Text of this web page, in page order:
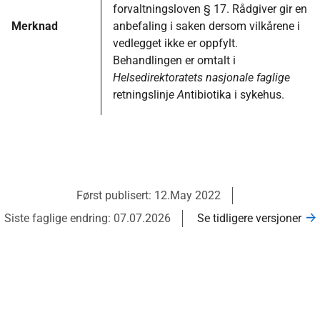
Merknad
forvaltningsloven § 17. Rådgiver gir en
anbefaling i saken dersom vilkårene i
vedlegget ikke er oppfylt.
Behandlingen er omtalt i
Helsedirektoratets nasjonale faglige
retningslinje Antibiotika i sykehus.
Først publisert: 12.May 2022
Siste faglige endring: 07.07.2026
Se tidligere versjoner